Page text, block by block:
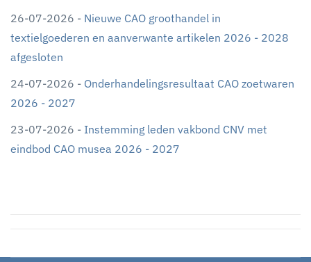
26-07-2026 - Nieuwe CAO groothandel in
textielgoederen en aanverwante artikelen 2026 - 2028
afgesloten
24-07-2026 - Onderhandelingsresultaat CAO zoetwaren
2026 - 2027
23-07-2026 - Instemming leden vakbond CNV met
eindbod CAO musea 2026 - 2027